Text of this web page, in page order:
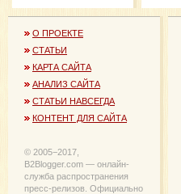
О ПРОЕКТЕ
СТАТЬИ
КАРТА САЙТА
АНАЛИЗ САЙТА
СТАТЬИ НАВСЕГДА
КОНТЕНТ ДЛЯ САЙТА
© 2005−2017,
B2Blogger.com — онлайн-
служба распространения
пресс-релизов. Официально